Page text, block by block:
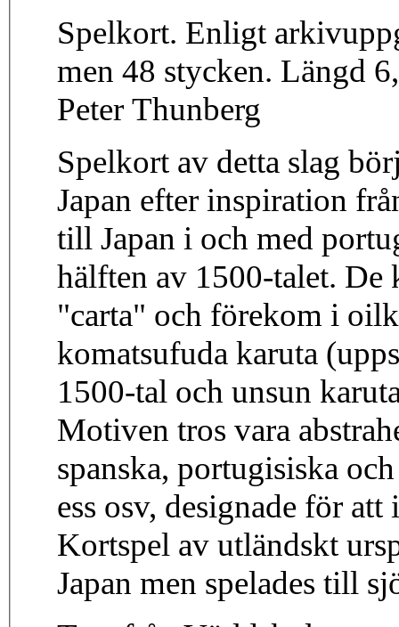
Spelkort. Enligt
men 48 stycken. Längd
Peter Thunberg
Spelkort av detta slag
Japan efter inspiration
till Japan i och med
hälften av 1500-talet. De
"carta" och förekom i
komatsufuda karuta
1500-tal och unsun
Motiven tros vara
spanska, portugisiska
ess osv, designade för
Kortspel av utländskt
Japan men spelades till